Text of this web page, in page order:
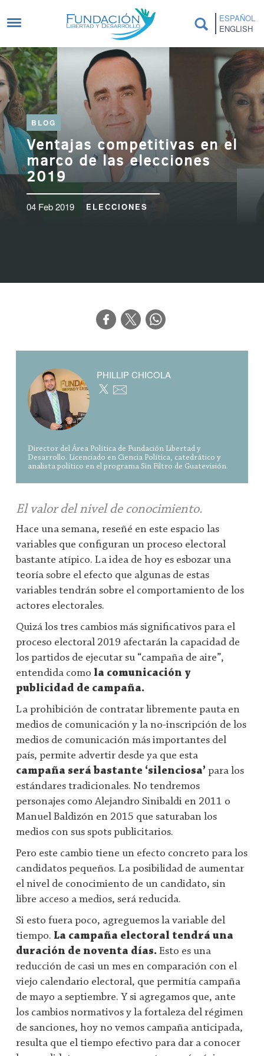
ESPAÑOL
ENGLISH
BLOG
Ventajas competitivas en el
marco de las elecciones
2019
04 Feb 2019 ELECCIONES
El valor del nivel de conocimiento.
Hace una semana, reseñé en este espacio las
variables que configuran un proceso electoral
bastante atípico. La idea de hoy es esbozar una
teoría sobre el efecto que algunas de estas
variables tendrán sobre el comportamiento de los
actores electorales.
Quizá los tres cambios más significativos para el
proceso electoral 2019 afectarán la capacidad de
los partidos de ejecutar su “campaña de aire”,
entendida como la comunicación y
publicidad de campaña.
La prohibición de contratar libremente pauta en
medios de comunicación y la no-inscripción de los
medios de comunicación más importantes del
país, permite advertir desde ya que esta
campaña será bastante ‘silenciosa’ para los
estándares tradicionales. No tendremos
personajes como Alejandro Sinibaldi en 2011 o
Manuel Baldizón en 2015 que saturaban los
medios con sus spots publicitarios.
Pero este cambio tiene un efecto concreto para los
candidatos pequeños. La posibilidad de aumentar
el nivel de conocimiento de un candidato, sin
libre acceso a medios, será reducida.
Si esto fuera poco, agreguemos la variable del
tiempo. La campaña electoral tendrá una
duración de noventa días. Esto es una
reducción de casi un mes en comparación con el
viejo calendario electoral, que permitía campaña
de mayo a septiembre. Y si agregamos que, ante
los cambios normativos y la fortaleza del régimen
de sanciones, hoy no vemos campaña anticipada,
resulta que el tiempo efectivo para dar a conocer
PHILLIP CHICOLA
Director del Área Política de Fundación Libertad y
Desarrollo. Licenciado en Ciencia Política, catedrático y
analista político en el programa Sin Filtro de Guatevisión.